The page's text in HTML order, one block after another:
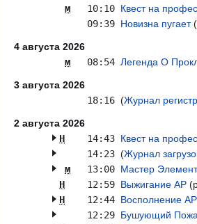
м 10:10 Квест на
09:39 Новизна пугает
4 августа 2026
м 08:54 Легенда О
3 августа 2026
18:16
Журнал
2 августа 2026
Н 14:43 Квест на
14:23 (Журнал
м 13:00 Мастер
Н 12:59 Выжигание AP
Н 12:44 Восполнение AP
12:29 Бушующий